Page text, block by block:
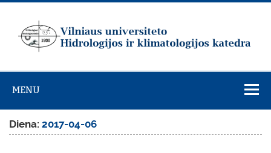
Skip
universiteto
Hidrologijos ir
klimatologijos
katedra
MENU
Diena:2017-04-06